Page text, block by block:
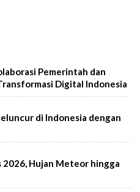
Pemerintah dan
Digital Indonesia
di Indonesia dengan
Hujan Meteor hingga